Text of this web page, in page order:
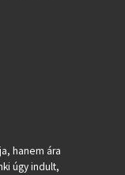
hanem ára
úgy indult,